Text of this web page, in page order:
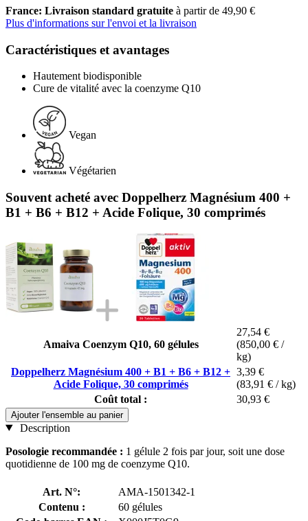
France: Livraison standard gratuite à partir de 49,90 €
Plus d'informations sur l'envoi et la livraison
Caractéristiques et avantages
Hautement biodisponible
Cure de vitalité avec la coenzyme Q10
Vegan
Végétarien
Souvent acheté avec Doppelherz Magnésium 400 +
B1 + B6 + B12 + Acide Folique, 30 comprimés
Amaiva Coenzym Q10, 60 gélules
27,54 €
(850,00 € /
kg)
Doppelherz Magnésium 400 + B1 + B6 + B12 +
Acide Folique, 30 comprimés
3,39 €
(83,91 € / kg)
Coût total :
30,93 €
Ajouter l'ensemble au panier
Description
Posologie recommandée : 1 gélule 2 fois par jour, soit une dose
quotidienne de 100 mg de coenzyme Q10.
Art. N°:
AMA-1501342-1
Contenu :
60 gélules